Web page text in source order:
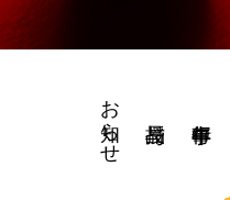
お知らせ